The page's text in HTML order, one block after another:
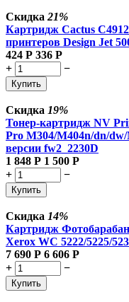
Скидка 21%
Картридж Cactus
принтеров Design Jet
424 Р 336 Р
+
−
Купить
Скидка 19%
Тонер-картридж NV
Pro M304/M404n/dn/
версии fw2_2230D
1 848 Р 1 500 Р
+
−
Купить
Скидка 14%
Картридж
Xerox WC 5222/5225/
7 690 Р 6 606 Р
+
−
Купить